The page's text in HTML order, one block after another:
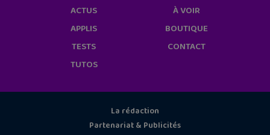
ACTUS
APPLIS
TESTS
TUTOS
À VOIR
BOUTIQUE
CONTACT
La rédaction
Partenariat & Publicités